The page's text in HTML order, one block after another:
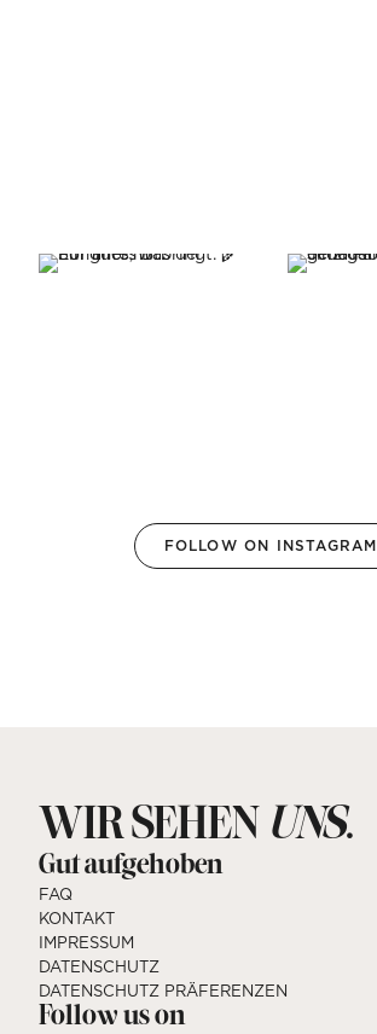
FOLLOW ON INSTAGRAM
WIR SEHEN UNS.
Gut aufgehoben
FAQ
KONTAKT
IMPRESSUM
DATENSCHUTZ
DATENSCHUTZ PRÄFERENZEN
Follow us on